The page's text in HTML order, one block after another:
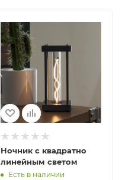
Ночник с квадратно
линейным светом
Есть в наличии